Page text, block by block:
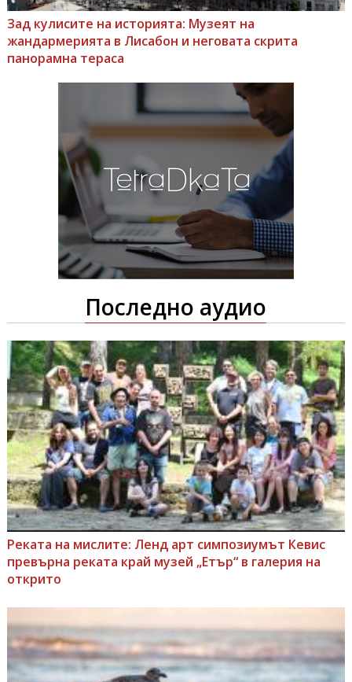
Зад кулисите на историята: Музеят на
жандармерията в Лисабон и неговата скрита
панорамна тераса
Последно аудио
Реката на мислите: Ленд арт симпозиумът Кевис
превърна реката край музей „Етър“ в галерия на
открито